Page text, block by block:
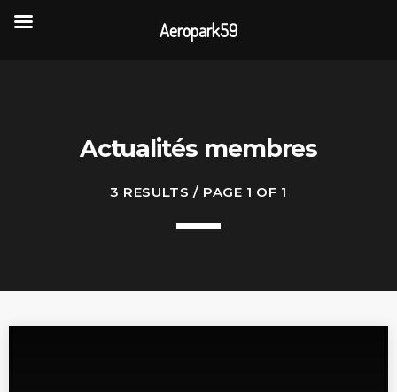
L’association AÉROPARK 59 ouvre son site
Actualités membres
3 RESULTS / PAGE 1 OF 1
Aeropark59